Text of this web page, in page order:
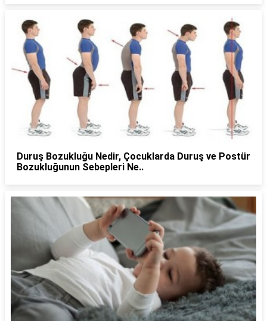
Duruş Bozukluğu Nedir, Çocuklarda Duruş ve Postür
Bozukluğunun Sebepleri Ne..